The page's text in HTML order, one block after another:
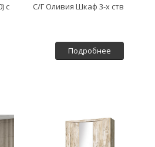
с
С/Г Оливия Шкаф 3-х ств
Подробнее